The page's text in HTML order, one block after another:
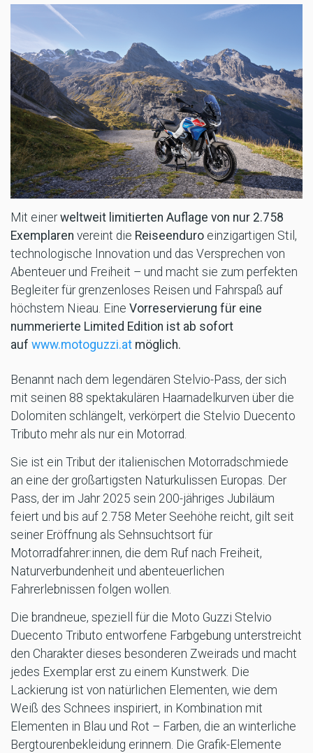
Mit einerweltweit limitierten Auflage von nur 2.758
Exemplaren vereint die Reiseenduro einzigartigen Stil,
technologische Innovation und das Versprechen von
Abenteuer und Freiheit – und macht sie zum perfekten
Begleiter für grenzenloses Reisen und Fahrspaß auf
höchstem Nieau. Eine Vorreservierung für eine
nummerierte Limited Edition ist ab sofort
auf www.motoguzzi.at möglich.
Benannt nach dem legendären Stelvio-Pass, der sich
mit seinen 88 spektakulären Haarnadelkurven über die
Dolomiten schlängelt, verkörpert die Stelvio Duecento
Tributo mehr als nur ein Motorrad.
Sie ist ein Tribut der italienischen Motorradschmiede
an eine der großartigsten Naturkulissen Europas. Der
Pass, der im Jahr 2025 sein 200-jähriges Jubiläum
feiert und bis auf 2.758 Meter Seehöhe reicht, gilt seit
seiner Eröffnung als Sehnsuchtsort für
Motorradfahrer:innen, die dem Ruf nach Freiheit,
Naturverbundenheit und abenteuerlichen
Fahrerlebnissen folgen wollen.
Die brandneue, speziell für die Moto Guzzi Stelvio
Duecento Tributo entworfene Farbgebung unterstreicht
den Charakter dieses besonderen Zweirads und macht
jedes Exemplar erst zu einem Kunstwerk. Die
Lackierung ist von natürlichen Elementen, wie dem
Weiß des Schnees inspiriert, in Kombination mit
Elementen in Blau und Rot – Farben, die an winterliche
Bergtourenbekleidung erinnern. Die Grafik-Elemente